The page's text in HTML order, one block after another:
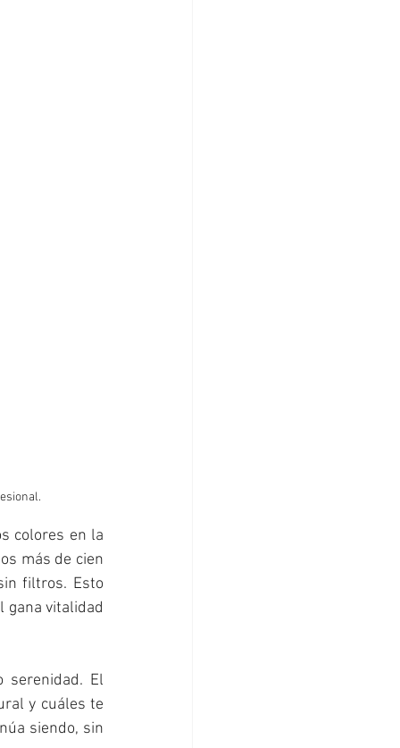
colores en la
más de cien
filtros. Esto
gana vitalidad
serenidad. El
y cuáles te
siendo, sin